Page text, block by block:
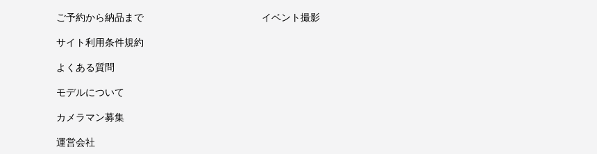
ご予約から納品まで
サイト利用条件規約
よくある質問
モデルについて
カメラマン募集
運営会社
イベント撮影